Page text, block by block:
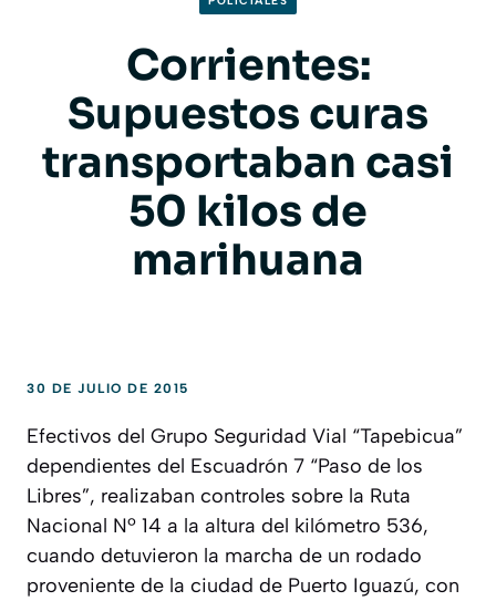
Corrientes:
Supuestos curas
transportaban casi
50 kilos de
marihuana
30 DE JULIO DE 2015
Efectivos del Grupo Seguridad Vial “Tapebicua”
dependientes del Escuadrón 7 “Paso de los
Libres”, realizaban controles sobre la Ruta
Nacional Nº 14 a la altura del kilómetro 536,
cuando detuvieron la marcha de un rodado
proveniente de la ciudad de Puerto Iguazú, con